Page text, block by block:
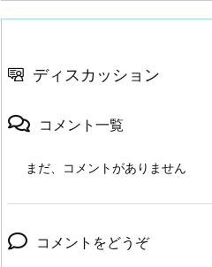
ディスカッション
コメント一覧
まだ、コメントがありません
コメントをどうぞ